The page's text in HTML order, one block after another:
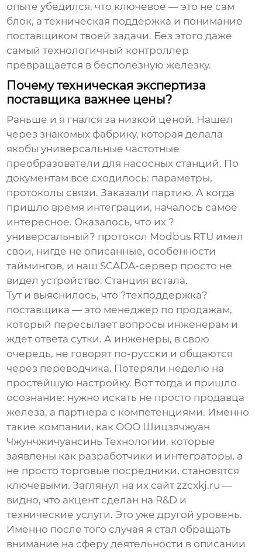
опыте убедился, что ключевое — это не сам
блок, а техническая поддержка и понимание
поставщиком твоей задачи. Без этого даже
самый технологичный контроллер
превращается в бесполезную железку.
Почему техническая экспертиза
поставщика важнее цены?
Раньше и я гнался за низкой ценой. Нашел
через знакомых фабрику, которая делала
якобы универсальныечастотные
преобразователи для насосных станций. По
документам все сходилось: параметры,
протоколы связи. Заказали партию. А когда
пришло время интеграции, началось самое
интересное. Оказалось, что их ?
универсальный? протокол Modbus RTU имел
свои, нигде не описанные, особенности
таймингов, и наш SCADA-сервер просто не
видел устройство. Станция встала.
Тут и выяснилось, что ?техподдержка?
поставщика — это менеджер по продажам,
который пересылает вопросы инженерам и
ждет ответа сутки. А инженеры, в свою
очередь, не говорят по-русски и общаются
через переводчика. Потеряли неделю на
простейшую настройку. Вот тогда и пришло
осознание: нужно искать не просто продавца
железа, а партнера с компетенциями. Именно
такие компании, как ООО Шицзячжуан
Чжунчжичуансинь Технологии, которые
заявлены как разработчики и интеграторы, а
не просто торговые посредники, становятся
ключевыми. Заглянул на их сайтzzcxkj.ru —
видно, что акцент сделан на R&D и
технические услуги. Это уже другой уровень.
Именно после того случая я стал обращать
внимание на сферу деятельности в описании